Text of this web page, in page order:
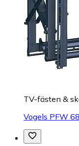
TV-fästen &
Vogels PFW